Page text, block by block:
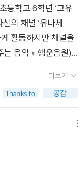
목록에 넣고 싶습니
을 소재로 했다는 점
계정 같은 요소들이
처럼 받아들이면서 책
년 형제도 읽는 내내
책을 놓지 않았습니
임에 대한 메시지를 던
는 책, 그래서 책 읽
는 작품이에요.아이
이야기 나눠보세요.
등학교 6학년 ‘고유
의 채널 ‘유나세
활동하지만 채널을
는 음악﹟행운음원)
정말로 구독자 수가
달리고 악몽까지 꾸
자 끙끙 앓던 유나
원의 수수께끼를 추
‘럭키걸’의 주제곡
더보기